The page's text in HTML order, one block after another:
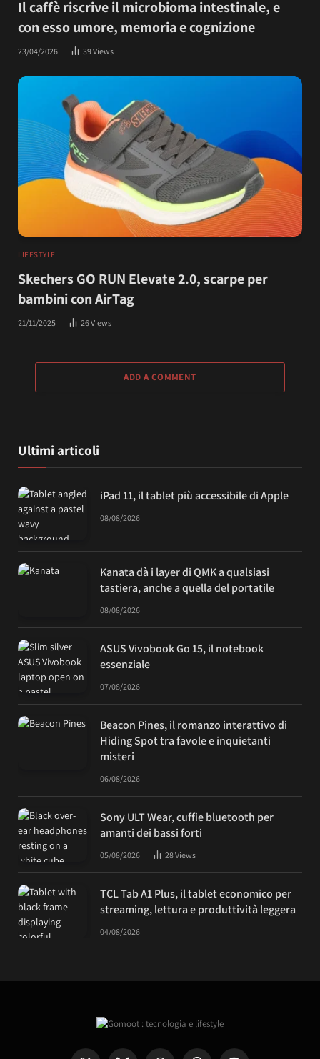
Il caffè riscrive il microbioma intestinale, e
con esso umore, memoria e cognizione
23/04/2026 39Views
LIFESTYLE
Skechers GO RUN Elevate 2.0, scarpe per
bambini con AirTag
21/11/2025 26Views
ADD A COMMENT
Ultimi articoli
iPad 11, il tablet più accessibile di Apple
08/08/2026
Kanata dà i layer di QMK a qualsiasi
tastiera, anche a quella del portatile
08/08/2026
ASUS Vivobook Go 15, il notebook
essenziale
07/08/2026
Beacon Pines, il romanzo interattivo di
Hiding Spot tra favole e inquietanti
misteri
06/08/2026
Sony ULT Wear, cuffie bluetooth per
amanti dei bassi forti
05/08/2026 28Views
TCL Tab A1 Plus, il tablet economico per
streaming, lettura e produttività leggera
04/08/2026